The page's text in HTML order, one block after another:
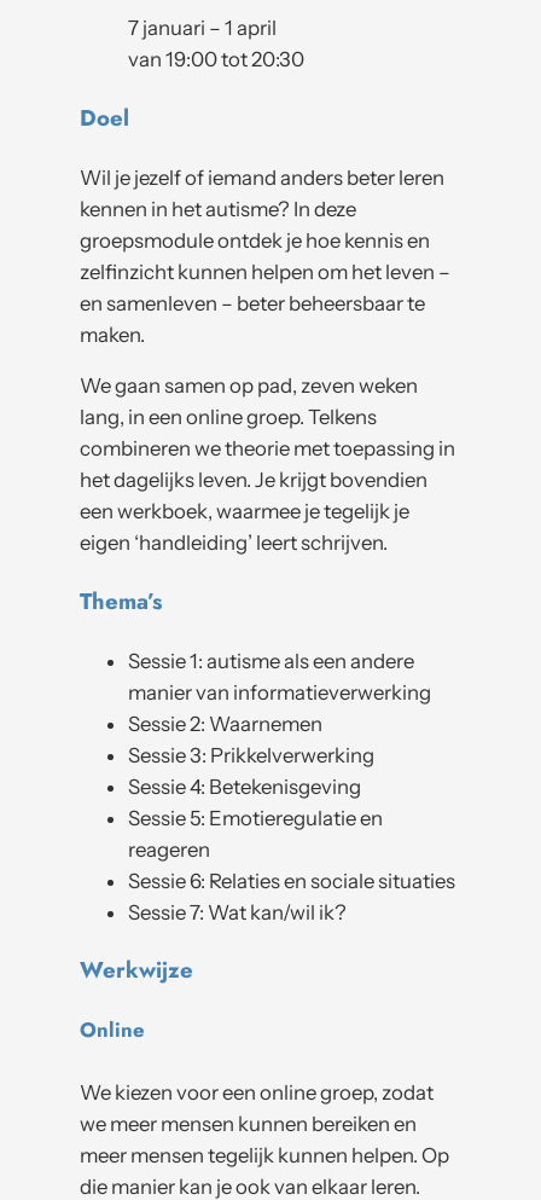
7 januari – 1 april
van 19:00 tot 20:30
Doel
Wil je jezelf of iemand anders beter leren
kennen in het autisme? In deze
groepsmodule ontdek je hoe kennis en
zelfinzicht kunnen helpen om het leven –
en samenleven – beter beheersbaar te
maken.
We gaan samen op pad, zeven weken
lang, in een online groep. Telkens
combineren we theorie met toepassing in
het dagelijks leven. Je krijgt bovendien
een werkboek, waarmee je tegelijk je
eigen ‘handleiding’ leert schrijven.
Thema’s
Sessie 1: autisme als een andere
manier van informatieverwerking
Sessie 2: Waarnemen
Sessie 3: Prikkelverwerking
Sessie 4: Betekenisgeving
Sessie 5: Emotieregulatie en
reageren
Sessie 6: Relaties en sociale situaties
Sessie 7: Wat kan/wil ik?
Werkwijze
Online
We kiezen voor een online groep, zodat
we meer mensen kunnen bereiken en
meer mensen tegelijk kunnen helpen. Op
die manier kan je ook van elkaar leren.